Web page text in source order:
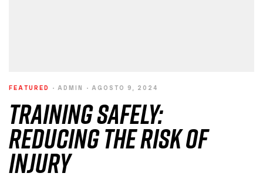
FEATURED ADMIN AGOSTO 9, 2024
Training Safely:
Reducing the Risk of
Injury